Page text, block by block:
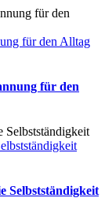
für den Alltag
für den
Selbstständigkeit